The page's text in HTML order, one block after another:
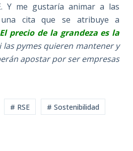
Y me gustaría animar a las
una cita que se atribuye a
El precio de la grandeza es la
las pymes quieren mantener y
apostar por ser empresas
# RSE # Sostenibilidad